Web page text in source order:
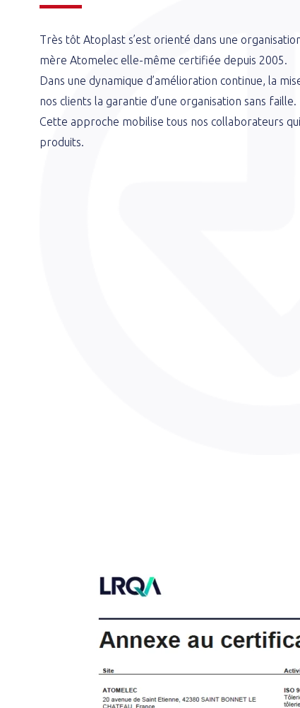
Très tôt Atoplast s’est orienté dans une
mère Atomelec elle-même certifiée depuis 2005.
Dans une dynamique d’amélioration continue, la
nos clients la garantie d’une organisation sans faille.
Cette approche mobilise tous nos collaborateurs qui
produits.